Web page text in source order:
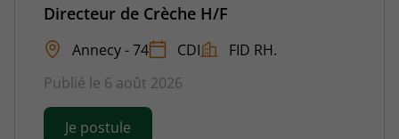
Directeur de Crèche H/F
Annecy - 74 CDI
FID RH.
Publié le 6 août 2026
Je postule